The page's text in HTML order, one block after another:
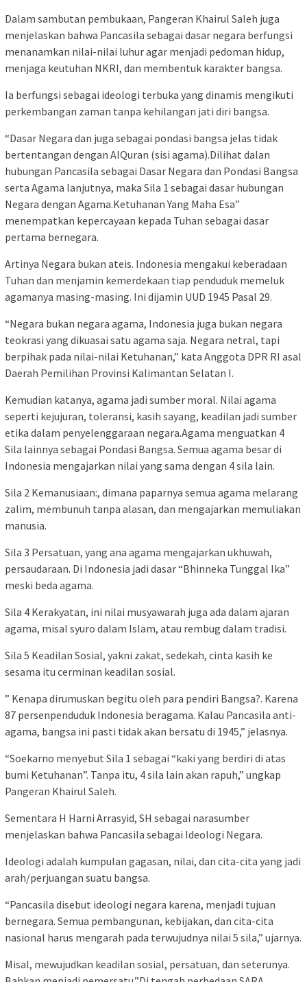
Dalam sambutan pembukaan, Pangeran Khairul Saleh juga
menjelaskan bahwa Pancasila sebagai dasar negara berfungsi
menanamkan nilai-nilai luhur agar menjadi pedoman hidup,
menjaga keutuhan NKRI, dan membentuk karakter bangsa.
Ia berfungsi sebagai ideologi terbuka yang dinamis mengikuti
perkembangan zaman tanpa kehilangan jati diri bangsa.
“Dasar Negara dan juga sebagai pondasi bangsa jelas tidak
bertentangan dengan AlQuran (sisi agama).Dilihat dalan
hubungan Pancasila sebagai Dasar Negara dan Pondasi Bangsa
serta Agama lanjutnya, maka Sila 1 sebagai dasar hubungan
Negara dengan Agama.Ketuhanan Yang Maha Esa”
menempatkan kepercayaan kepada Tuhan sebagai dasar
pertama bernegara.
Artinya Negara bukan ateis. Indonesia mengakui keberadaan
Tuhan dan menjamin kemerdekaan tiap penduduk memeluk
agamanya masing-masing. Ini dijamin UUD 1945 Pasal 29.
“Negara bukan negara agama, Indonesia juga bukan negara
teokrasi yang dikuasai satu agama saja. Negara netral, tapi
berpihak pada nilai-nilai Ketuhanan,” kata Anggota DPR RI asal
Daerah Pemilihan Provinsi Kalimantan Selatan I.
Kemudian katanya, agama jadi sumber moral. Nilai agama
seperti kejujuran, toleransi, kasih sayang, keadilan jadi sumber
etika dalam penyelenggaraan negara.Agama menguatkan 4
Sila lainnya sebagai Pondasi Bangsa. Semua agama besar di
Indonesia mengajarkan nilai yang sama dengan 4 sila lain.
Sila 2 Kemanusiaan:, dimana paparnya semua agama melarang
zalim, membunuh tanpa alasan, dan mengajarkan memuliakan
manusia.
Sila 3 Persatuan, yang ana agama mengajarkan ukhuwah,
persaudaraan. Di Indonesia jadi dasar “Bhinneka Tunggal Ika”
meski beda agama.
Sila 4 Kerakyatan, ini nilai musyawarah juga ada dalam ajaran
agama, misal syuro dalam Islam, atau rembug dalam tradisi.
Sila 5 Keadilan Sosial, yakni zakat, sedekah, cinta kasih ke
sesama itu cerminan keadilan sosial.
” Kenapa dirumuskan begitu oleh para pendiri Bangsa?. Karena
87 persenpenduduk Indonesia beragama. Kalau Pancasila anti-
agama, bangsa ini pasti tidak akan bersatu di 1945,” jelasnya.
“Soekarno menyebut Sila 1 sebagai “kaki yang berdiri di atas
bumi Ketuhanan”. Tanpa itu, 4 sila lain akan rapuh,” ungkap
Pangeran Khairul Saleh.
Sementara H Harni Arrasyid, SH sebagai narasumber
menjelaskan bahwa Pancasila sebagai Ideologi Negara.
Ideologi adalah kumpulan gagasan, nilai, dan cita-cita yang jadi
arah/perjuangan suatu bangsa.
“Pancasila disebut ideologi negara karena, menjadi tujuan
bernegara. Semua pembangunan, kebijakan, dan cita-cita
nasional harus mengarah pada terwujudnya nilai 5 sila,” ujarnya.
Misal, mewujudkan keadilan sosial, persatuan, dan seterunya.